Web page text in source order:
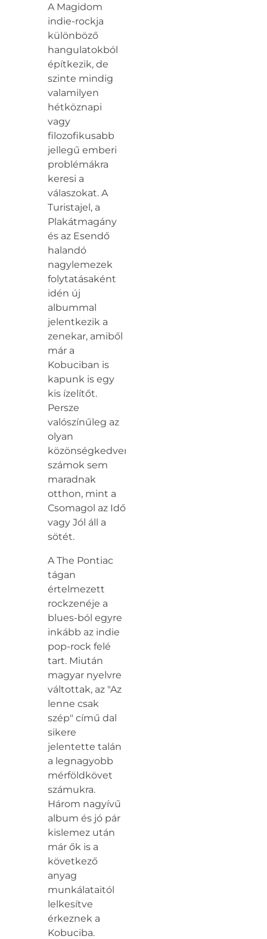
A Magidom
indie-rockja
különböző
hangulatokból
építkezik, de
szinte mindig
valamilyen
hétköznapi
vagy
filozofikusabb
jellegű emberi
problémákra
keresi a
válaszokat. A
Turistajel, a
Plakátmagány
és az Esendő
halandó
nagylemezek
folytatásaként
idén új
albummal
jelentkezik a
zenekar, amiből
már a
Kobuciban is
kapunk is egy
kis ízelítőt.
Persze
valószínűleg az
olyan
közönségkedvenc
számok sem
maradnak
otthon, mint a
Csomagol az Idő
vagy Jól áll a
sötét.
A The Pontiac
tágan
értelmezett
rockzenéje a
blues-ból egyre
inkább az indie
pop-rock felé
tart. Miután
magyar nyelvre
váltottak, az "Az
lenne csak
szép" című dal
sikere
jelentette talán
a legnagyobb
mérföldkövet
számukra.
Három nagyívű
album és jó pár
kislemez után
már ők is a
következő
anyag
munkálataitól
lelkesítve
érkeznek a
Kobuciba.